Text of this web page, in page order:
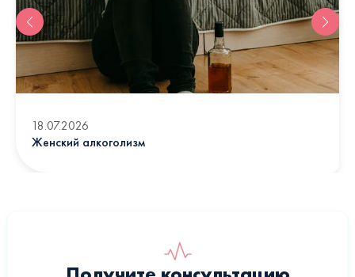
18.07.2026
Женский алкоголизм